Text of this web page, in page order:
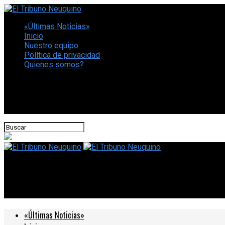
«Últimas Noticias»
Inicio
Nuestro equipo
Política de privacidad
Quienes somos?
«Últimas Noticias»